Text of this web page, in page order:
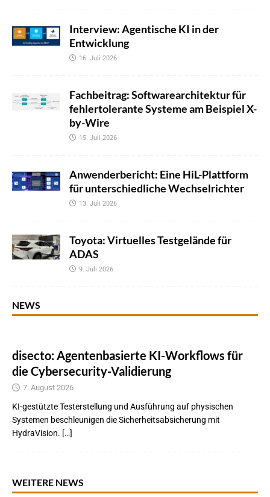
Interview: Agentische KI in der
Entwicklung
16. Juli 2026
Fachbeitrag: Softwarearchitektur für
fehlertolerante Systeme am Beispiel X-
by-Wire
15. Juli 2026
Anwenderbericht: Eine HiL-Plattform
für unterschiedliche Wechselrichter
13. Juli 2026
Toyota: Virtuelles Testgelände für
ADAS
9. Juli 2026
NEWS
disecto: Agentenbasierte KI-Workflows für
die Cybersecurity-Validierung
7. August 2026
KI-gestützte Testerstellung und Ausführung auf physischen
Systemen beschleunigen die Sicherheitsabsicherung mit
HydraVision. […]
WEITERE NEWS